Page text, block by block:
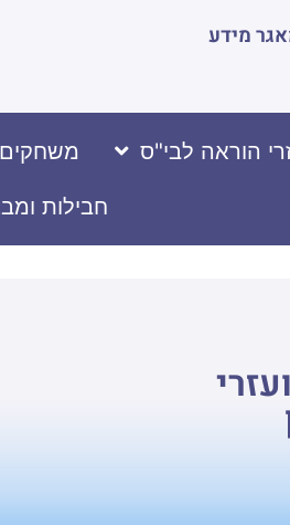
מידע
הוראה לבי"ס משחקים
חבילות